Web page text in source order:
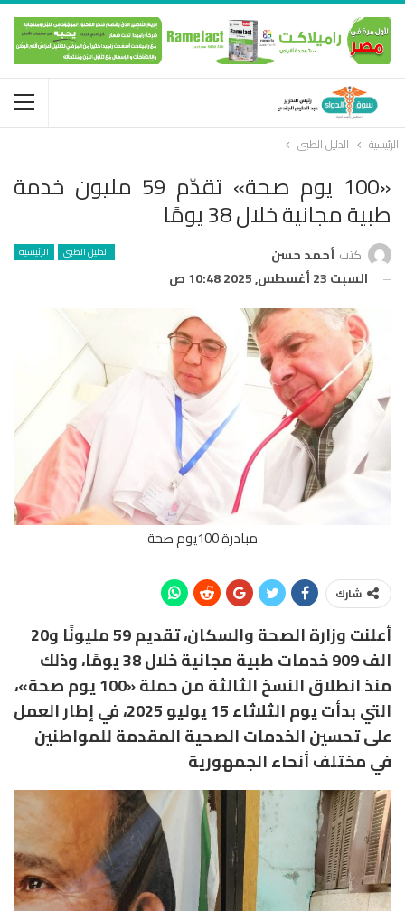
الرئيسية الدليل الطبى
«100 يوم صحة» تقدّم 59 مليون خدمة
طبية مجانية خلال 38 يومًا
الدليل الطبى الرئيسية كتب أحمد حسن
السبت 23 أغسطس, 2025 10:48 ص
مبادرة 100يوم صحة
شارك
أعلنت وزارة الصحة والسكان، تقديم 59 مليونًا و20
الف 909 خدمات طبية مجانية خلال 38 يومًا، وذلك
منذ انطلاق النسخ الثالثة من حملة «100 يوم صحة»،
التي بدأت يوم الثلاثاء 15 يوليو 2025، في إطار العمل
على تحسين الخدمات الصحية المقدمة للمواطنين
في مختلف أنحاء الجمهورية